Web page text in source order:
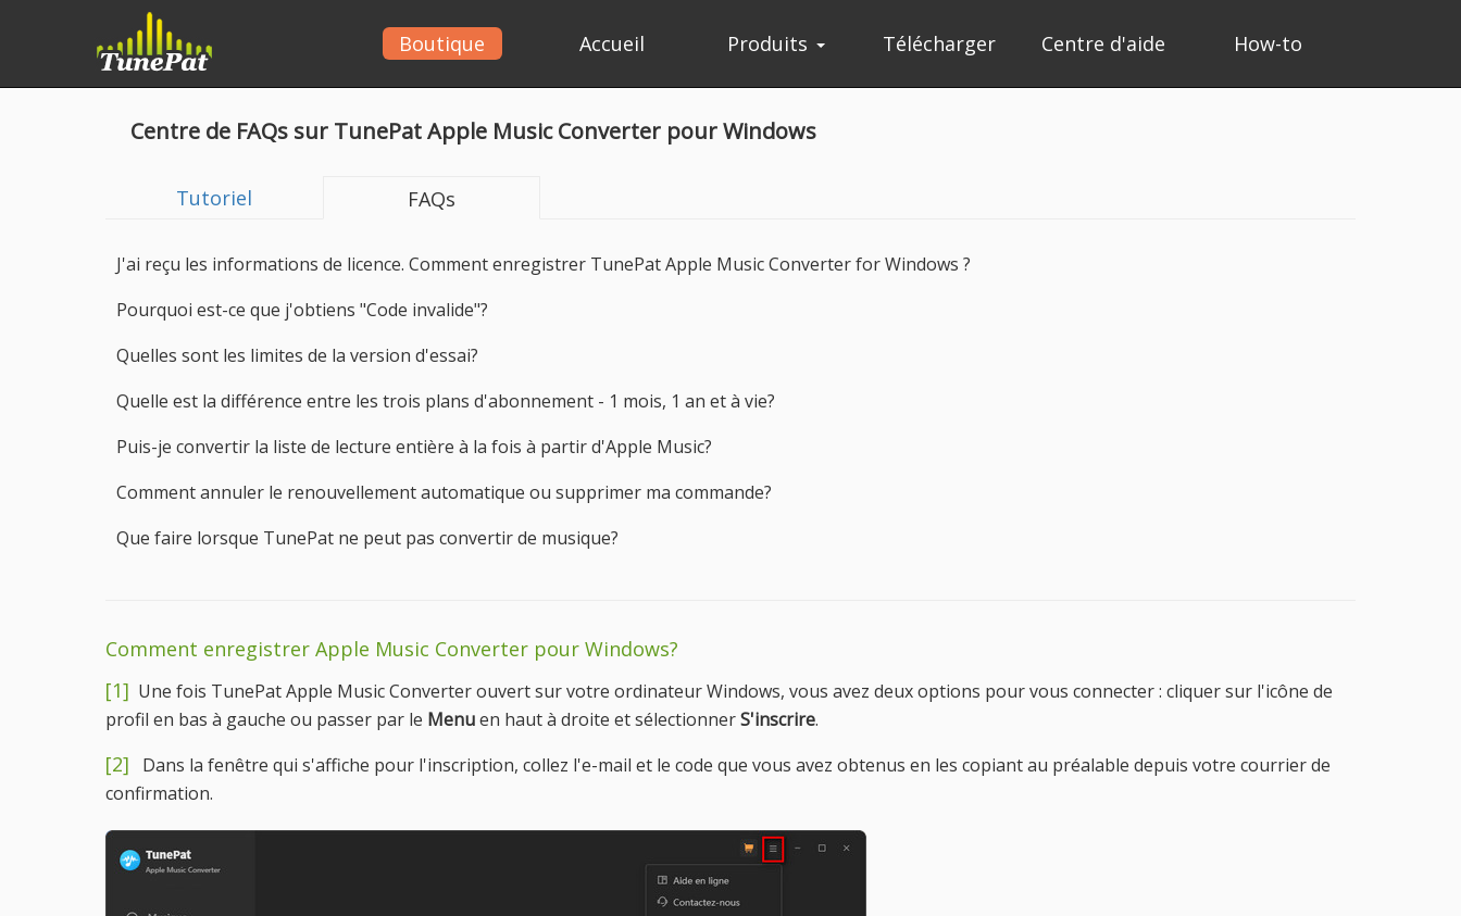
Boutique Accueil Produits Télécharger Centre d'aide How-to
Centre de FAQs sur TunePat Apple Music Converter pour Windows
Tutoriel FAQs
J'ai reçu les informations de licence. Comment enregistrer TunePat Apple Music Converter for Windows ?
Pourquoi est-ce que j'obtiens "Code invalide"?
Quelles sont les limites de la version d'essai?
Quelle est la différence entre les trois plans d'abonnement - 1 mois, 1 an et à vie?
Puis-je convertir la liste de lecture entière à la fois à partir d'Apple Music?
Comment annuler le renouvellement automatique ou supprimer ma commande?
Que faire lorsque TunePat ne peut pas convertir de musique?
Comment enregistrer Apple Music Converter pour Windows?
[1] Une fois TunePat Apple Music Converter ouvert sur votre ordinateur Windows, vous avez deux options pour vous connecter : cliquer sur l'icône de
profil en bas à gauche ou passer par le Menuen haut à droite et sélectionnerS'inscrire.
[2]
Dans la fenêtre qui s'affiche pour l'inscription, collez l'e-mail et le code que vous avez obtenus en les copiant au préalable depuis votre courrier de
confirmation.